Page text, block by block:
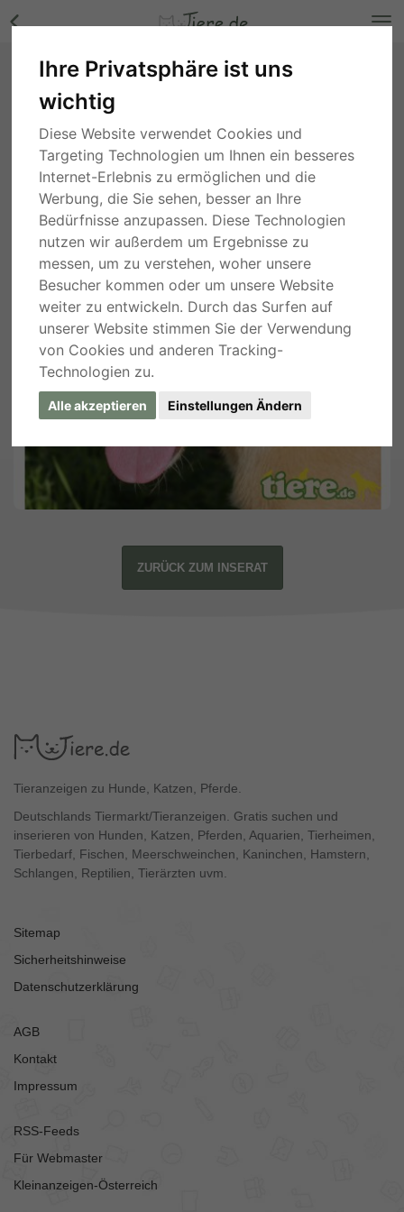
Ihre Privatsphäre ist uns
wichtig
Diese Website verwendet Cookies und
Targeting Technologien um Ihnen ein besseres
Internet-Erlebnis zu ermöglichen und die
Werbung, die Sie sehen, besser an Ihre
Bedürfnisse anzupassen. Diese Technologien
nutzen wir außerdem um Ergebnisse zu
messen, um zu verstehen, woher unsere
Besucher kommen oder um unsere Website
weiter zu entwickeln. Durch das Surfen auf
unserer Website stimmen Sie der Verwendung
von Cookies und anderen Tracking-
Technologien zu.
Alle akzeptieren Einstellungen Ändern
Diego, Hübscher Diego - Rüde Bilder
Baden-Württemberg
ZURÜCK ZUM INSERAT
Tieranzeigen zu Hunde, Katzen, Pferde.
Deutschlands Tiermarkt/Tieranzeigen. Gratis suchen und
inserieren von Hunden, Katzen, Pferden, Aquarien, Tierheimen,
Tierbedarf, Fischen, Meerschweinchen, Kaninchen, Hamstern,
Schlangen, Reptilien, Tierärzten uvm.
Sitemap
Sicherheitshinweise
Datenschutzerklärung
AGB
Kontakt
Impressum
RSS-Feeds
Für Webmaster
Kleinanzeigen-Österreich